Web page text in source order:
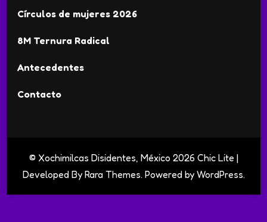
Círculos de mujeres 2026
8M Ternura Radical
Antecedentes
Contacto
© Xochimilcas Disidentes, México 2026 Chic Lite |
Developed By Rara Themes. Powered by WordPress.